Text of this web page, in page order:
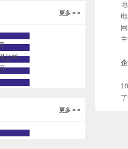
更多 > >
公司
更多 > >